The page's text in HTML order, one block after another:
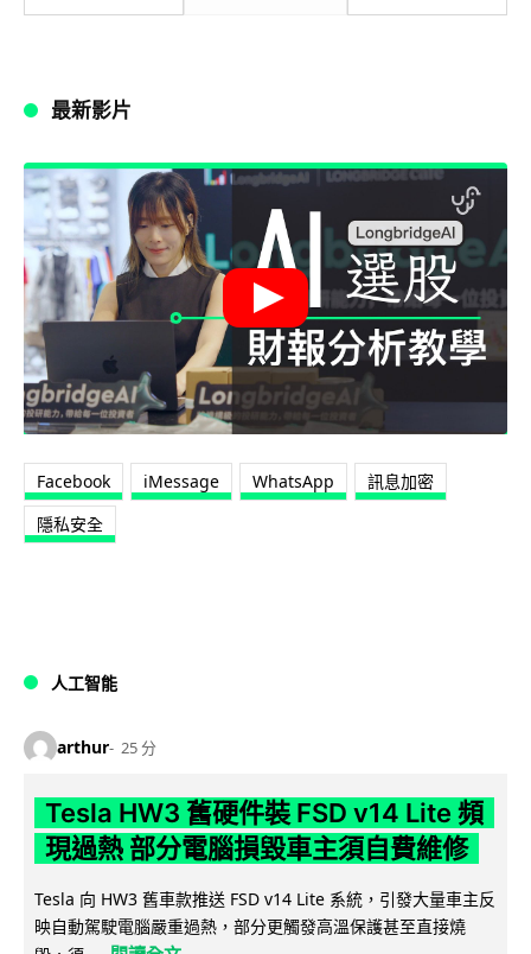
最新影片
Facebook iMessage WhatsApp
訊息加密
隱私安全
人工智能
arthur 25 分
Tesla HW3 舊硬件裝 FSD v14 Lite 頻
現過熱 部分電腦損毀車主須自費維修
Tesla 向 HW3 舊車款推送 FSD v14 Lite 系統，引發大量車主反
映自動駕駛電腦嚴重過熱，部分更觸發高溫保護甚至直接燒